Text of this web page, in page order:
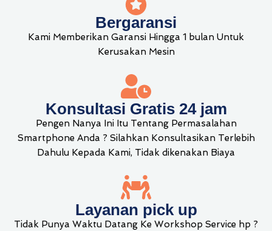
Bergaransi
Kami Memberikan Garansi Hingga 1 bulan Untuk
Kerusakan Mesin
Konsultasi Gratis 24 jam
Pengen Nanya Ini Itu Tentang Permasalahan
Smartphone Anda ? Silahkan Konsultasikan Terlebih
Dahulu Kepada Kami, Tidak dikenakan Biaya
Layanan pick up
Tidak Punya Waktu Datang Ke Workshop Service hp ?